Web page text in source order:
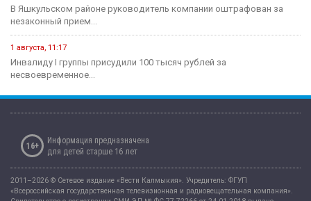
В Яшкульском районе руководитель компании оштрафован за
незаконный прием...
1 августа, 11:17
Инвалиду I группы присудили 100 тысяч рублей за
несвоевременное...
16+
Информация предназначена
для детей старше 16 лет
2011–2026 © Сетевое издание «Вести Калмыкия». Учредитель: ФГУП
«Всероссийская государственная телевизионная и радиовещательная компания».